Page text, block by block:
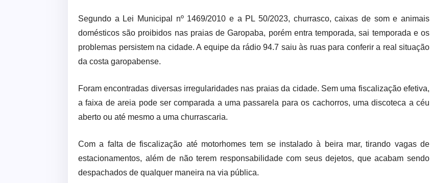
Segundo a Lei Municipal nº 1469/2010 e a PL 50/2023, churrasco, caixas de som e animais
domésticos são proibidos nas praias de Garopaba, porém entra temporada, sai temporada e os
problemas persistem na cidade. A equipe da rádio 94.7 saiu às ruas para conferir a real situação
da costa garopabense.
Foram encontradas diversas irregularidades nas praias da cidade. Sem uma fiscalização efetiva,
a faixa de areia pode ser comparada a uma passarela para os cachorros, uma discoteca a céu
aberto ou até mesmo a uma churrascaria.
Com a falta de fiscalização até motorhomes tem se instalado à beira mar, tirando vagas de
estacionamentos, além de não terem responsabilidade com seus dejetos, que acabam sendo
despachados de qualquer maneira na via pública.